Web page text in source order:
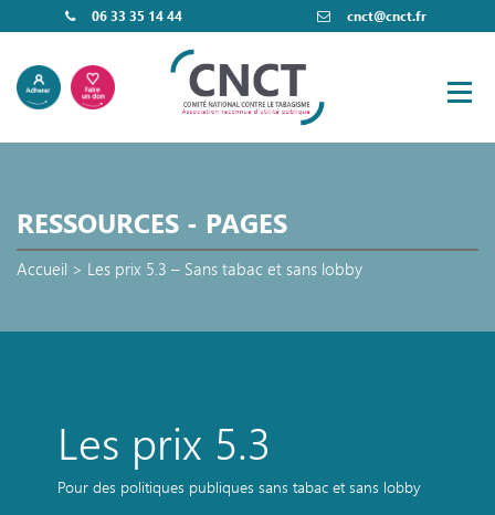
06 33 35 14 44 cnct@cnct.fr
RESSOURCES - PAGES
Accueil > Les prix 5.3 – Sans tabac et sans lobby
Les prix 5.3
Pour des politiques publiques sans tabac et sans lobby